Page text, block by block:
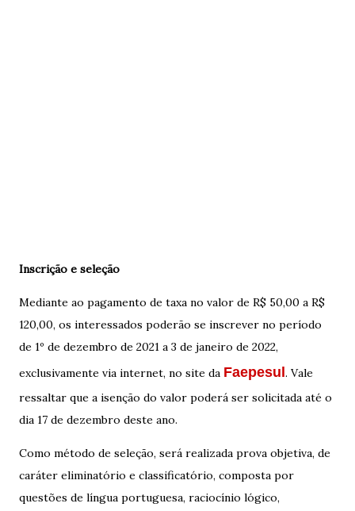
Inscrição e seleção
Mediante ao pagamento de taxa no valor de R$ 50,00 a R$
120,00, os interessados poderão se inscrever no período
de 1º de dezembro de 2021 a 3 de janeiro de 2022,
exclusivamente via internet, no site da Faepesul . Vale
ressaltar que a isenção do valor poderá ser solicitada até o
dia 17 de dezembro deste ano.
Como método de seleção, será realizada prova objetiva, de
caráter eliminatório e classificatório, composta por
questões de língua portuguesa, raciocínio lógico,